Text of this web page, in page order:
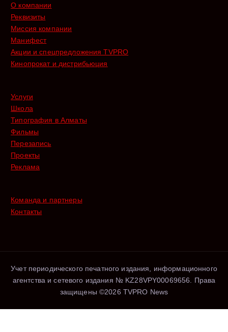
О компании
Реквизиты
Миссия компании
Манифест
Акции и спецпредложения TVPRO
Кинопрокат и дистрибьюция
Услуги
Школа
Типография в Алматы
Фильмы
Перезапись
Проекты
Реклама
Команда и партнеры
Контакты
Учет периодического печатного издания, информационного
агентства и сетевого издания № KZ28VPY00069656. Права
защищены ©2026 TVPRO News